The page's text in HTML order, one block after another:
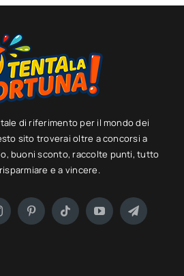
di riferimento per il mondo dei
sito troverai oltre a concorsi a
buoni sconto, raccolte punti, tutto
e a vincere.